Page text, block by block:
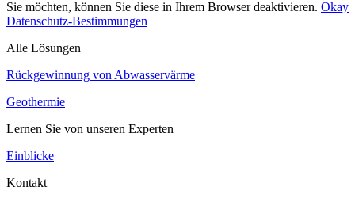
Sie möchten, können Sie diese in Ihrem Browser deaktivieren. Okay
Datenschutz-Bestimmungen
Alle Lösungen
Rückgewinnung von Abwasservärme
Geothermie
Lernen Sie von unseren Experten
Einblicke
Kontakt